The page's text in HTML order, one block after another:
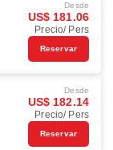
Desde
US$ 181.06
Precio/ Pers
Reservar
Desde
US$ 182.14
Precio/ Pers
Reservar